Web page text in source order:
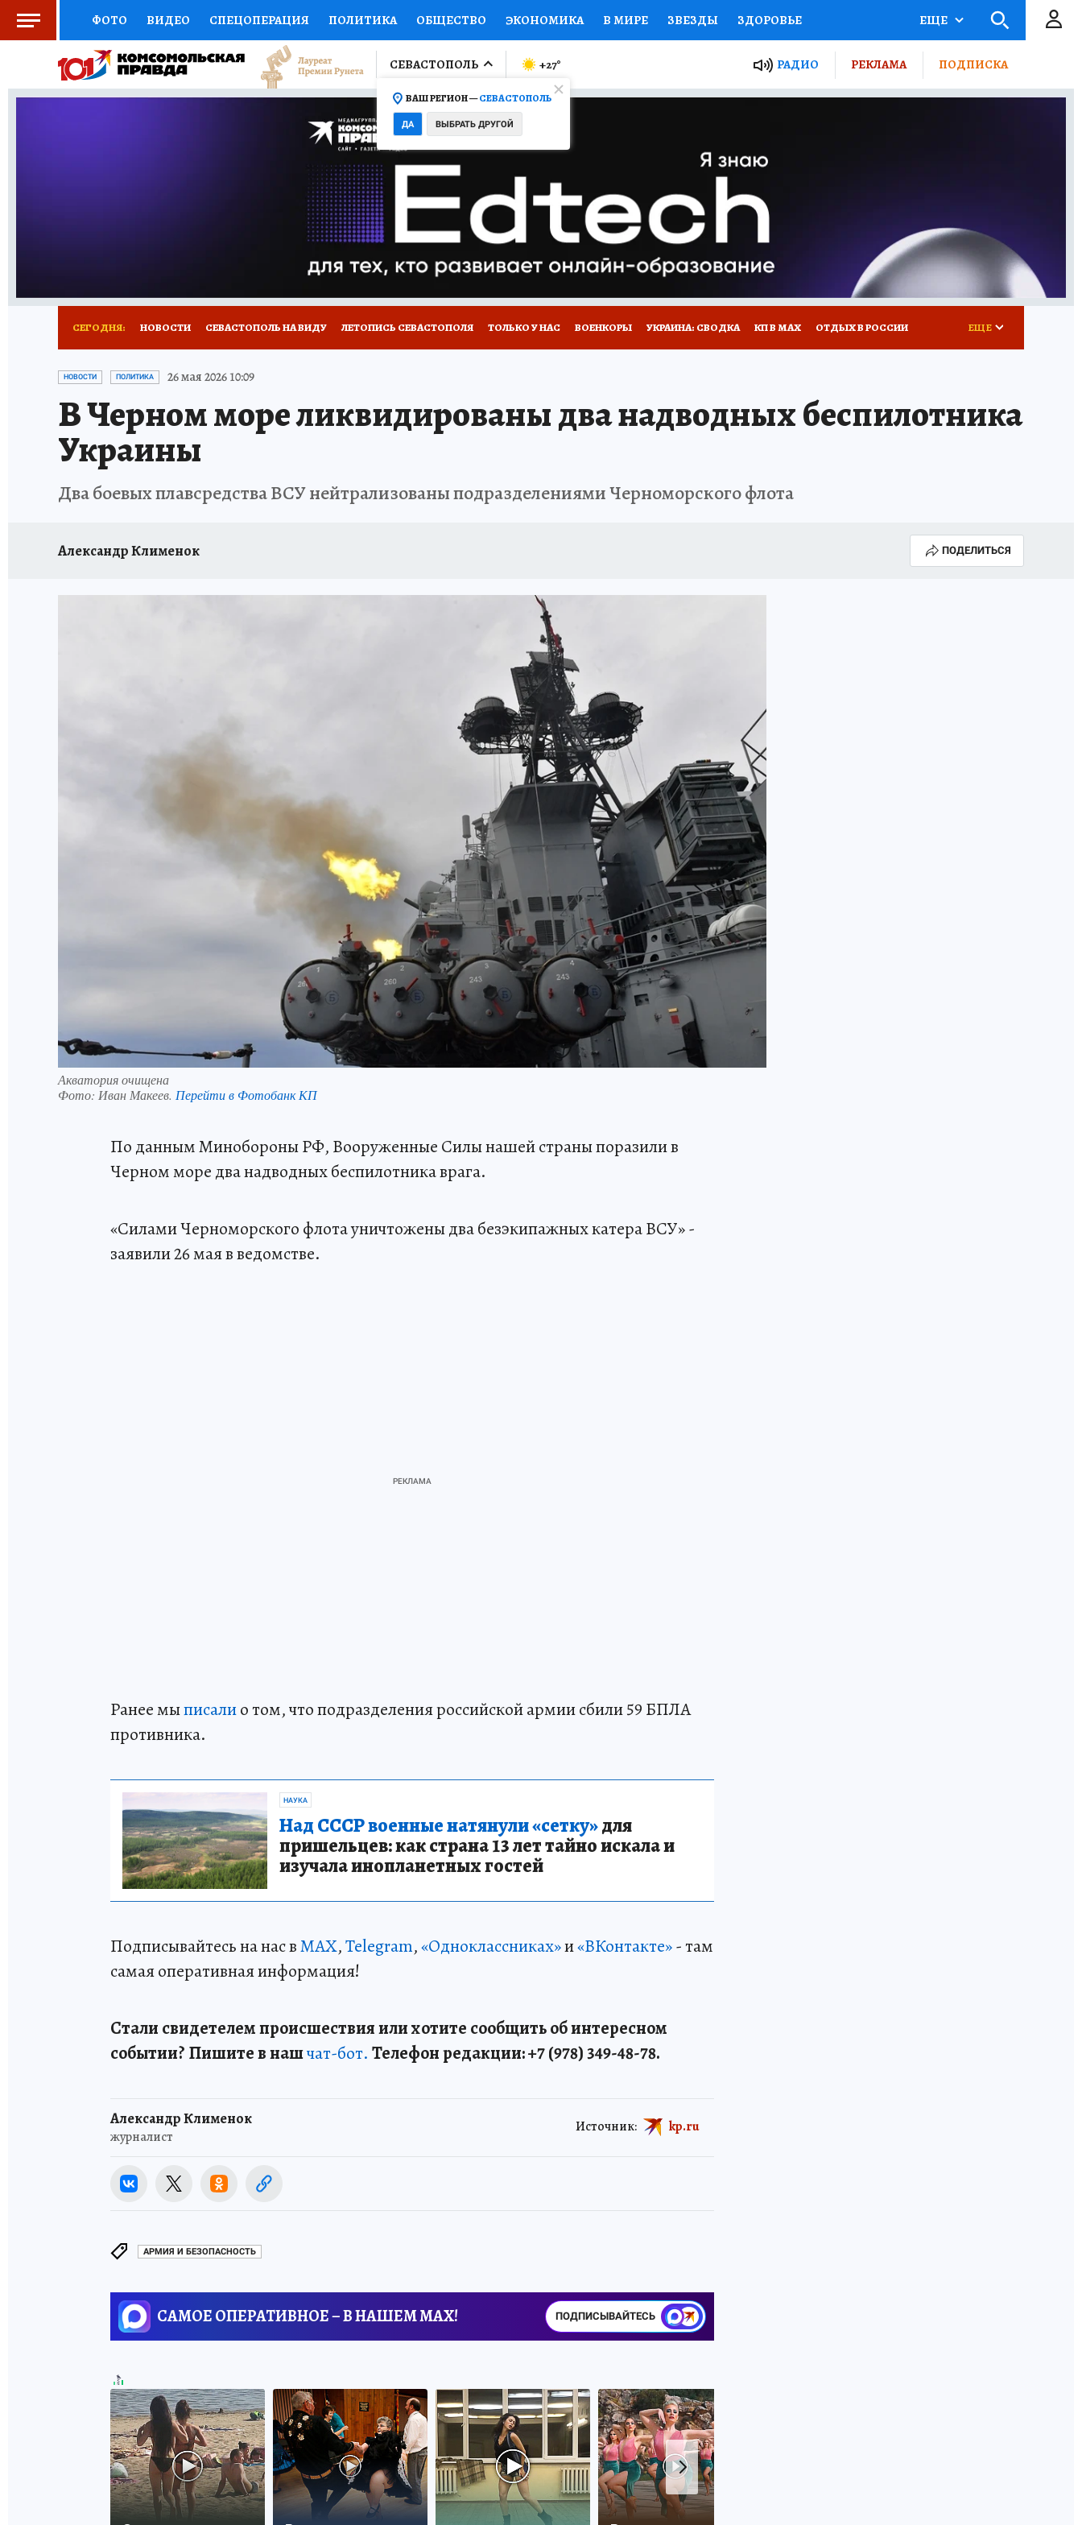
ФОТО ВИДЕО СПЕЦОПЕРАЦИЯ ПОЛИТИКА ОБЩЕСТВО ЭКОНОМИКА В МИРЕ ЗВЕЗДЫ ЗДОРОВЬЕ
СОЦПОДДЕРЖКА НАУКА СПОРТ КОЛУМНИСТЫ ПРОИСШЕСТВИЯ НАЦИОНАЛЬНЫЕ ПРОЕКТЫ РОССИИ
ВЫБОР ЭКСПЕРТОВ ДОКТОР ФИНАНСЫ ОТКРЫВАЕМ МИР Я ЗНАЮ СЕМЬЯ ЖЕНСКИЕ СЕКРЕТЫ ПУТЕВОДИТЕЛЬ
ПРОГНОЗЫ НА СПОРТ ПРОМОКОДЫ СЕРИАЛЫ
ТЕЛЕВИЗОР КОЛЛЕКЦИИ КОНКУРСЫ ГИД ПОТРЕБИТЕЛЯ
НОВОЕ НА САЙТЕ
ЕЩЕ
СЕВАСТОПОЛЬ
ВАШ РЕГИОН —СЕВАСТОПОЛЬ
ДА ВЫБРАТЬ ДРУГОЙ
+27° РАДИО РЕКЛАМА ПОДПИСКА
СЕГОДНЯ: НОВОСТИ СЕВАСТОПОЛЬ НА ВИДУ ЛЕТОПИСЬ СЕВАСТОПОЛЯ ТОЛЬКО У НАС ВОЕНКОРЫ УКРАИНА: СВОДКА КП В МАХ ОТДЫХ В РОССИИ
ЗАПОВЕДНАЯ РОССИЯ
ЕЩЕ
НОВОСТИ ПОЛИТИКА 26 мая 2026 10:09
В Черном море ликвидированы два надводных беспилотника
Украины
Два боевых плавсредства ВСУ нейтрализованы подразделениями Черноморского флота
Александр Клименок ПОДЕЛИТЬСЯ
Акватория очищена
Фото: Иван Макеев. Перейти в Фотобанк КП
По данным Минобороны РФ, Вооруженные Силы нашей страны поразили в
Черном море два надводных беспилотника врага.
«Силами Черноморского флота уничтожены два безэкипажных катера ВСУ» -
заявили 26 мая в ведомстве.
Ранее мыписалио том, что подразделения российской армии сбили 59 БПЛА
противника.
НАУКА
Над СССР военные натянули «сетку»для
пришельцев: как страна 13 лет тайно искала и
изучала инопланетных гостей
Подписывайтесь на нас вMAX,Telegram,«Одноклассниках»и«ВКонтакте»- там
самая оперативная информация!
Стали свидетелем происшествия или хотите сообщить об интересном
событии? Пишите в нашчат-бот. Телефон редакции: +7 (978) 349-48-78.
Александр Клименок
журналист
Источник: kp.ru
АРМИЯ И БЕЗОПАСНОСТЬ
САМОЕ ОПЕРАТИВНОЕ – В НАШЕМ MAX! ПОДПИСЫВАЙТЕСЬ